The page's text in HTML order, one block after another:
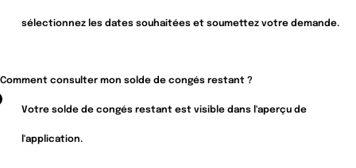
sélectionnez les dates souhaitées et soumettez votre demande.
Comment consulter mon solde de congés restant ?
Votre solde de congés restant est visible dans l'aperçu de
l'application.